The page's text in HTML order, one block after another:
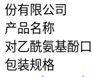
份有限公司
产品名称
对乙酰氨基酚
包装规格